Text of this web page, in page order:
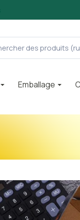
Emballage